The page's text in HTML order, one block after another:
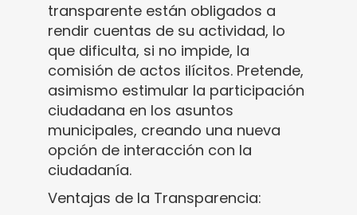
transparente están obligados a
rendir cuentas de su actividad, lo
que dificulta, si no impide, la
comisión de actos ilícitos. Pretende,
asimismo estimular la participación
ciudadana en los asuntos
municipales, creando una nueva
opción de interacción con la
ciudadanía.
Ventajas de la Transparencia: